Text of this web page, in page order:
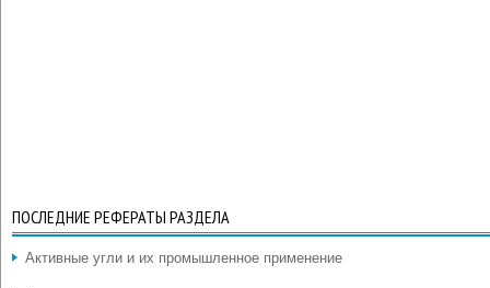
ПОСЛЕДНИЕ РЕФЕРАТЫ РАЗДЕЛА
Активные угли и их промышленное применение